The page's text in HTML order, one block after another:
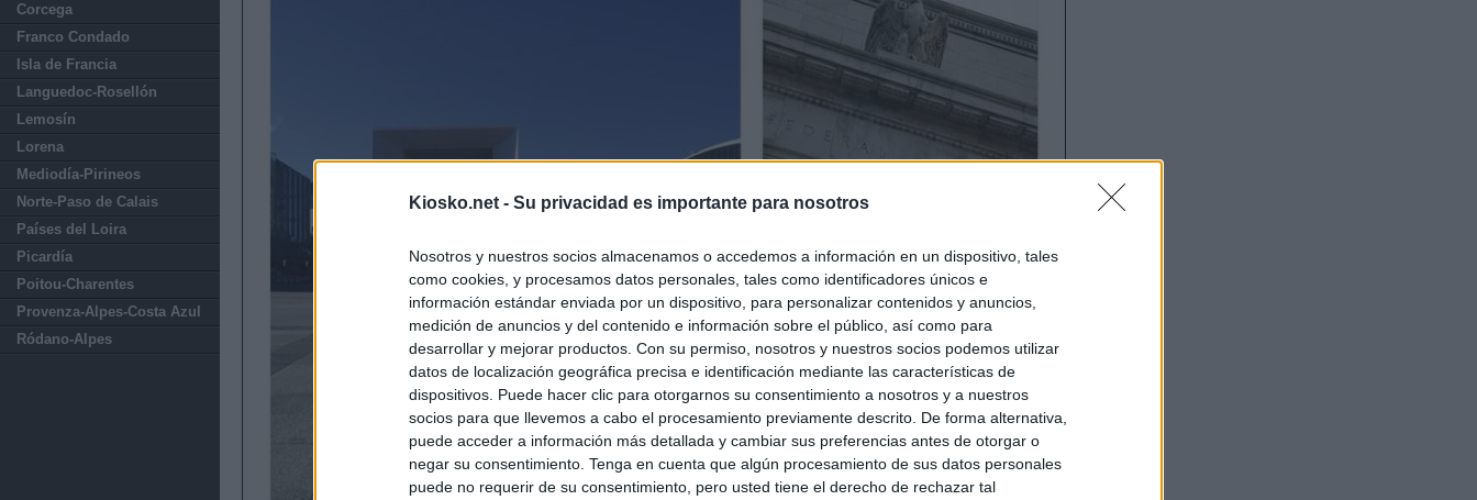
Kiosko.net - Su privacidad es importante para nosotros
Nosotros y nuestros socios almacenamos o accedemos a información en un dispositivo, tales
como cookies, y procesamos datos personales, tales como identificadores únicos e
información estándar enviada por un dispositivo, para personalizar contenidos y anuncios,
medición de anuncios y del contenido e información sobre el público, así como para
desarrollar y mejorar productos. Con su permiso, nosotros y nuestros socios podemos utilizar
datos de localización geográfica precisa e identificación mediante las características de
dispositivos. Puede hacer clic para otorgarnos su consentimiento a nosotros y a nuestros
socios para que llevemos a cabo el procesamiento previamente descrito. De forma alternativa,
puede acceder a información más detallada y cambiar sus preferencias antes de otorgar o
negar su consentimiento. Tenga en cuenta que algún procesamiento de sus datos personales
puede no requerir de su consentimiento, pero usted tiene el derecho de rechazar tal
Corcega
Franco Condado
Isla de Francia
Languedoc-Rosellón
Lemosín
Lorena
Mediodía-Pirineos
Norte-Paso de Calais
Países del Loira
Picardía
Poitou-Charentes
Provenza-Alpes-Costa Azul
Ródano-Alpes